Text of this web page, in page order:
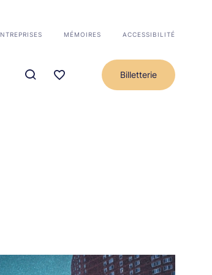
MÉMOIRES ACCESSIBILITÉ
Billetterie